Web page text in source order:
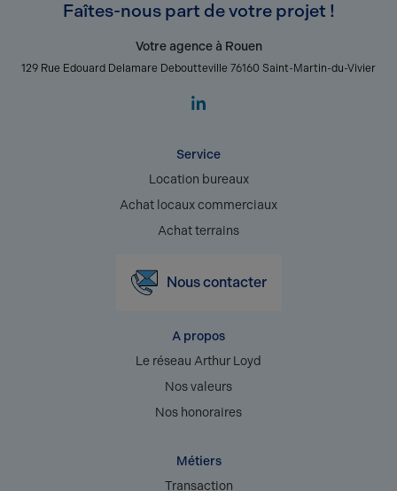
Faîtes-nous part de votre projet !
Votre agence à Rouen
129 Rue Edouard Delamare Deboutteville 76160 Saint-Martin-du-Vivier
Service
Location bureaux
Achat locaux commerciaux
Achat terrains
Nous contacter
A propos
Le réseau Arthur Loyd
Nos valeurs
Nos honoraires
Métiers
Transaction